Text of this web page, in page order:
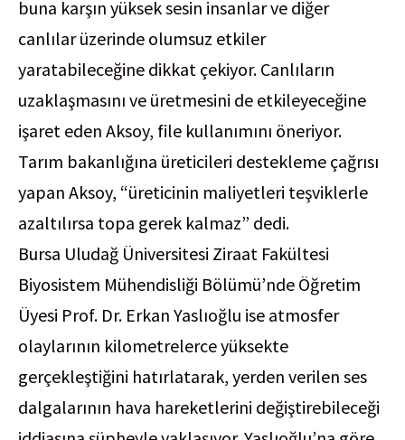
buna karşın yüksek sesin insanlar ve diğer
canlılar üzerinde olumsuz etkiler
yaratabileceğine dikkat çekiyor. Canlıların
uzaklaşmasını ve üretmesini de etkileyeceğine
işaret eden Aksoy, file kullanımını öneriyor.
Tarım bakanlığına üreticileri destekleme çağrısı
yapan Aksoy, “üreticinin maliyetleri teşviklerle
azaltılırsa topa gerek kalmaz” dedi.
Bursa Uludağ Üniversitesi Ziraat Fakültesi
Biyosistem Mühendisliği Bölümü’nde Öğretim
Üyesi Prof. Dr. Erkan Yaslıoğlu ise atmosfer
olaylarının kilometrelerce yüksekte
gerçekleştiğini hatırlatarak, yerden verilen ses
dalgalarının hava hareketlerini değiştirebileceği